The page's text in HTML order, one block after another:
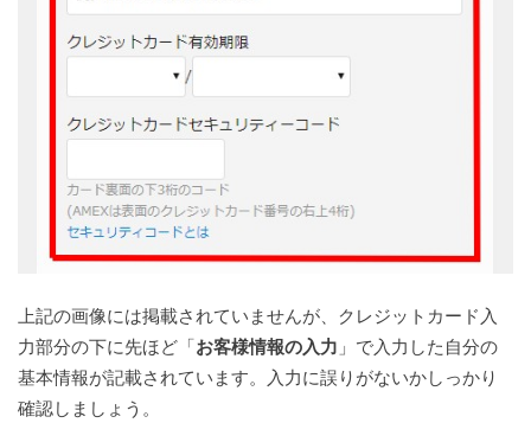
上記の画像には掲載されていませんが、クレジットカード入
力部分の下に先ほど「お客様情報の入力 」で入力した自分の
基本情報が記載されています。入力に誤りがないかしっかり
確認しましょう。